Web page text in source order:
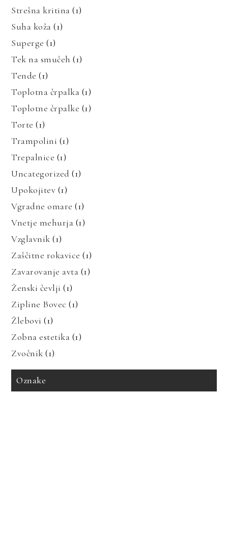
Strešna kritina (1)
Suha koža (1)
Superge (1)
Tek na smučeh (1)
Tende (1)
Toplotna črpalka (1)
Toplotne črpalke (1)
Torte (1)
Trampolini (1)
Trepalnice (1)
Uncategorized (1)
Upokojitev (1)
Vgradne omare (1)
Vnetje mehurja (1)
Vzglavnik (1)
Zaščitne rokavice (1)
Zavarovanje avta (1)
Ženski čevlji (1)
Zipline Bovec (1)
Žlebovi (1)
Zobna estetika (1)
Zvočnik (1)
Oznake